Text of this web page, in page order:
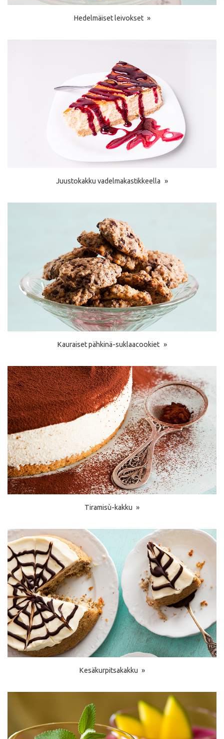
Hedelmäiset leivokset
Juustokakku vadelmakastikkeella
Kauraiset pähkinä-suklaacookiet
Tiramisù-kakku
Kesäkurpitsakakku